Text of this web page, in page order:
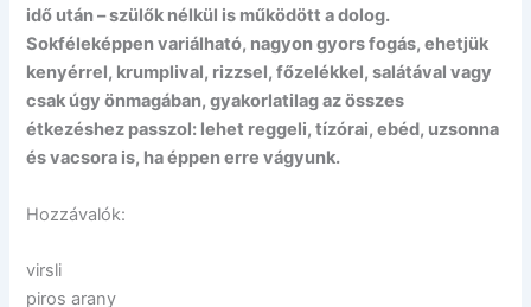
idő után – szülők nélkül is működött a dolog.
Sokféleképpen variálható, nagyon gyors fogás, ehetjük
kenyérrel, krumplival, rizzsel, főzelékkel, salátával vagy
csak úgy önmagában, gyakorlatilag az összes
étkezéshez passzol: lehet reggeli, tízórai, ebéd, uzsonna
és vacsora is, ha éppen erre vágyunk.
Hozzávalók:
virsli
piros arany